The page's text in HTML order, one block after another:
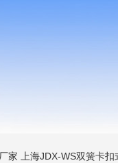
家 上海JDX-WS双簧卡